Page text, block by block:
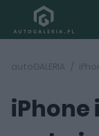
autoGALERIA
iPhone